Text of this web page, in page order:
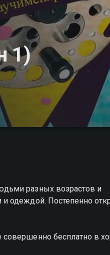
1)
разных возрастов и
одеждой. Постепенно
совершенно бесплатно в